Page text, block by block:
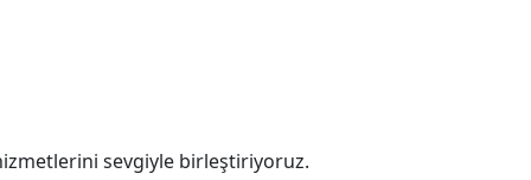
sevgiyle birleştiriyoruz.